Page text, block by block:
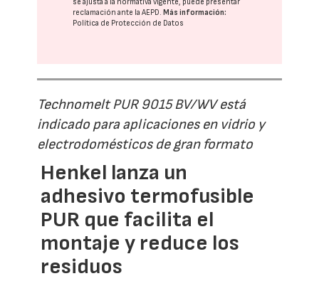
se ajusta a la normativa vigente, puede presentar
reclamación ante laAEPD. Más información:
Política de Protección de Datos
Technomelt PUR 9015 BV/WV está
indicado para aplicaciones en vidrio y
electrodomésticos de gran formato
Henkel lanza un
adhesivo termofusible
PUR que facilita el
montaje y reduce los
residuos